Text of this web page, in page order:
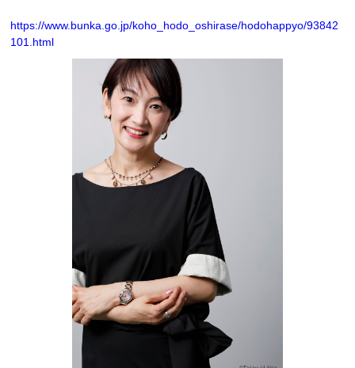
https://www.bunka.go.jp/koho_hodo_oshirase/hodohappyo/93842
101.html